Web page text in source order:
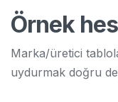
Örnek
Marka/üretici
uydurmak doğru